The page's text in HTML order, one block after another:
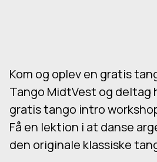
Kom og oplev en gratis
Tango MidtVest og deltag
gratis tango intro
Få en lektion i at danse
den originale klassiske